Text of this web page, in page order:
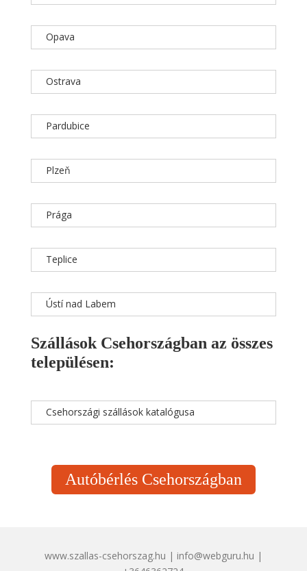
Opava
Ostrava
Pardubice
Plzeň
Prága
Teplice
Ústí nad Labem
Szállások Csehországban az összes
településen:
Csehországi szállások katalógusa
Autóbérlés Csehországban
www.szallas-csehorszag.hu | info@webguru.hu |